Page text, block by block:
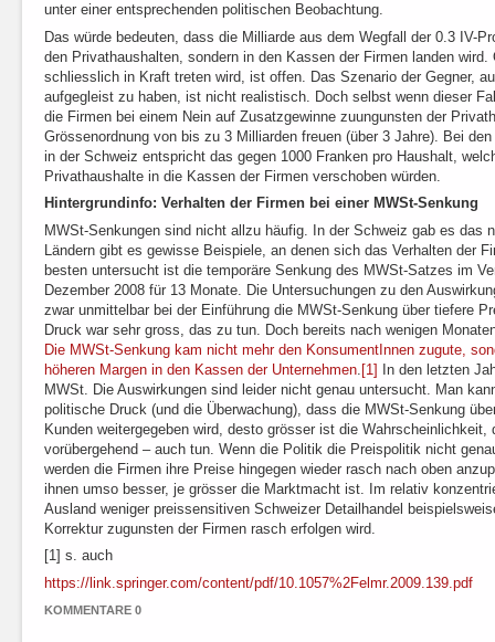
unter einer entsprechenden politischen Beobachtung.
Das würde bedeuten, dass die Milliarde aus dem Wegfall der 0.3 IV-
den Privathaushalten, sondern in den Kassen der Firmen landen wird.
schliesslich in Kraft treten wird, ist offen. Das Szenario der Gegner,
aufgegleist zu haben, ist nicht realistisch. Doch selbst wenn dieser
die Firmen bei einem Nein auf Zusatzgewinne zuungunsten der
Grössenordnung von bis zu 3 Milliarden freuen (über 3 Jahre). Bei
in der Schweiz entspricht das gegen 1000 Franken pro Haushalt,
Privathaushalte in die Kassen der Firmen verschoben würden.
Hintergrundinfo: Verhalten der Firmen bei einer MWSt-Senkung
MWSt-Senkungen sind nicht allzu häufig. In der Schweiz gab es das
Ländern gibt es gewisse Beispiele, an denen sich das Verhalten der
besten untersucht ist die temporäre Senkung des MWSt-Satzes im
Dezember 2008 für 13 Monate. Die Untersuchungen zu den
zwar unmittelbar bei der Einführung die MWSt-Senkung über tiefere
Druck war sehr gross, das zu tun. Doch bereits nach wenigen
Die MWSt-Senkung kam nicht mehr den KonsumentInnen zugute,
höheren Margen in den Kassen der Unternehmen [1] In den letzten
MWSt. Die Auswirkungen sind leider nicht genau untersucht. Man
politische Druck (und die Überwachung), dass die MWSt-Senkung
Kunden weitergegeben wird, desto grösser ist die
vorübergehend – auch tun. Wenn die Politik die Preispolitik nicht
werden die Firmen ihre Preise hingegen wieder rasch nach oben
ihnen umso besser, je grösser die Marktmacht ist. Im relativ
Ausland weniger preissensitiven Schweizer Detailhandel
Korrektur zugunsten der Firmen rasch erfolgen wird.
[1] s. auch
https://link.springer.com/content/pdf/10.1057%2Felmr.2009.139.pdf
KOMMENTARE 0